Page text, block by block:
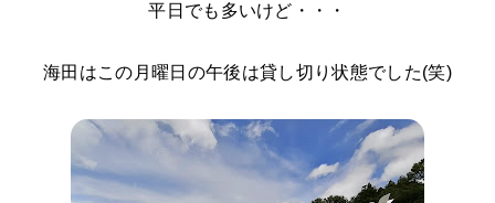
平日でも多いけど・・・
海田はこの月曜日の午後は貸し切り状態でした(笑)